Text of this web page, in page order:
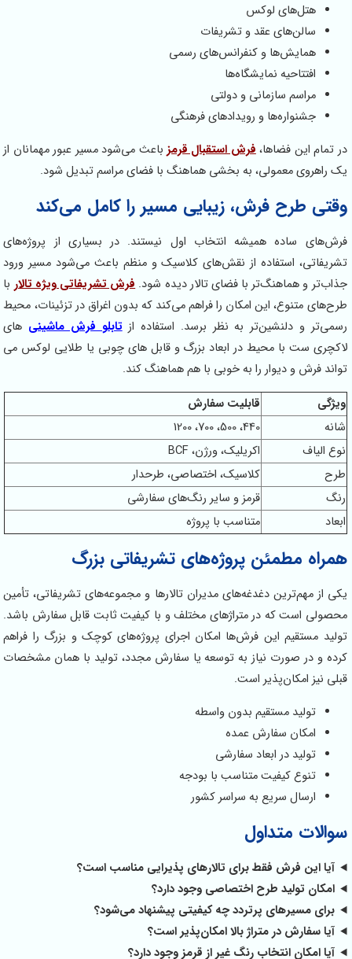
هتل‌های لوکس
سالن‌های عقد و تشریفات
همایش‌ها و کنفرانس‌های رسمی
افتتاحیه نمایشگاه‌ها
مراسم سازمانی و دولتی
جشنواره‌ها و رویدادهای فرهنگی
در تمام این فضاها،فرش استقبال قرمز باعث می‌شود مسیر عبور مهمانان از
یک راهروی معمولی، به بخشی هماهنگ با فضای مراسم تبدیل شود.
وقتی طرح فرش، زیبایی مسیر را کامل می‌کند
فرش‌های ساده همیشه انتخاب اول نیستند. در بسیاری از پروژه‌های
تشریفاتی، استفاده از نقش‌های کلاسیک و منظم باعث می‌شود مسیر ورود
جذاب‌تر و هماهنگ‌تر با فضای تالار دیده شود.فرش تشریفاتی ویژه تالار با
طرح‌های متنوع، این امکان را فراهم می‌کند که بدون اغراق در تزئینات، محیط
رسمی‌تر و دلنشین‌تر به نظر برسد. استفاده ازتابلو فرش ماشینی های
لاکچری ست با محیط در ابعاد بزرگ و قابل های چوبی یا طلایی لوکس می
تواند فرش و دیوار را به خوبی با هم هماهنگ کند.
ویژگی
قابلیت سفارش
شانه
440، 500، 700، 1200
نوع الیاف
اکریلیک، ورژن، BCF
طرح
کلاسیک، اختصاصی، طرحدار
رنگ
قرمز و سایر رنگ‌های سفارشی
ابعاد
متناسب با پروژه
همراه مطمئن پروژه‌های تشریفاتی بزرگ
یکی از مهم‌ترین دغدغه‌های مدیران تالارها و مجموعه‌های تشریفاتی، تأمین
محصولی است که در متراژهای مختلف و با کیفیت ثابت قابل سفارش باشد.
تولید مستقیم این فرش‌ها امکان اجرای پروژه‌های کوچک و بزرگ را فراهم
کرده و در صورت نیاز به توسعه یا سفارش مجدد، تولید با همان مشخصات
قبلی نیز امکان‌پذیر است.
تولید مستقیم بدون واسطه
امکان سفارش عمده
تولید در ابعاد سفارشی
تنوع کیفیت متناسب با بودجه
ارسال سریع به سراسر کشور
سوالات متداول
آیا این فرش فقط برای تالارهای پذیرایی مناسب است؟
امکان تولید طرح اختصاصی وجود دارد؟
برای مسیرهای پرتردد چه کیفیتی پیشنهاد می‌شود؟
آیا سفارش در متراژ بالا امکان‌پذیر است؟
آیا امکان انتخاب رنگ غیر از قرمز وجود دارد؟